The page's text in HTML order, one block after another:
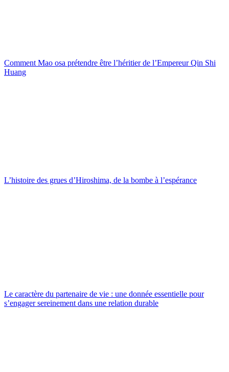
Comment Mao osa prétendre être l’héritier de l’Empereur Qin Shi
Huang
L’histoire des grues d’Hiroshima, de la bombe à l’espérance
Le caractère du partenaire de vie : une donnée essentielle pour
s’engager sereinement dans une relation durable